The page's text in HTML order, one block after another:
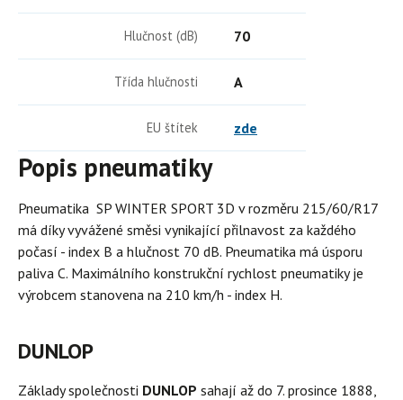
Hlučnost (dB) 70
Třída hlučnosti A
EU štítek zde
Popis pneumatiky
Pneumatika SP WINTER SPORT 3D v rozměru 215/60/R17
má díky vyvážené směsi vynikající přilnavost za každého
počasí - index B a hlučnost 70 dB. Pneumatika má úsporu
paliva C. Maximálního konstrukční rychlost pneumatiky je
výrobcem stanovena na 210 km/h - index H.
DUNLOP
Základy společnosti DUNLOP sahají až do 7. prosince 1888,